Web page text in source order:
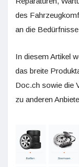
des
an die
In diesem Artikel
das breite
Doc.ch sowie die
zu anderen